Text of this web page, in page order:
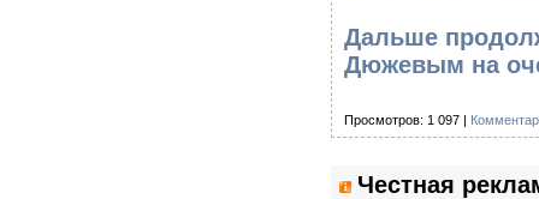
Дальше
Дюжевым на
Просмотров: 1 097 |
Честная